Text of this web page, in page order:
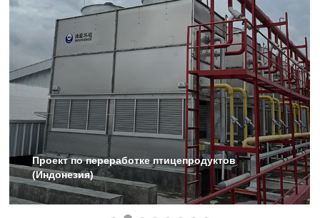
Проект по переработке птицепродуктов
(Индонезия)